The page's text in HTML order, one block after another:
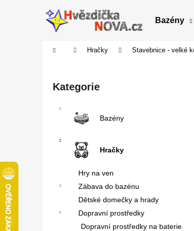
Bazény
Domů Hračky Stavebnice - velké
Přeskočit
kategorie
Kategorie
Bazény
Hračky
Hry na ven
Zábava do bazénu
Dětské domečky a hrady
Dopravní prostředky
Dopravní prostředky na baterie
Zpět
Zpět